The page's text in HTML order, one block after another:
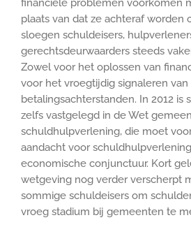
plaats van dat ze achteraf worden
sloegen schuldeisers,
gerechtsdeurwaarders steeds
Zowel voor het oplossen van
voor het vroegtijdig signaleren van
betalingsachterstanden. In 2012 is
zelfs vastgelegd in de Wet
schuldhulpverlening, die moet
aandacht voor
economische conjunctuur. Kort
wetgeving nog verder verscherpt
sommige schuldeisers om
vroeg stadium bij gemeenten te